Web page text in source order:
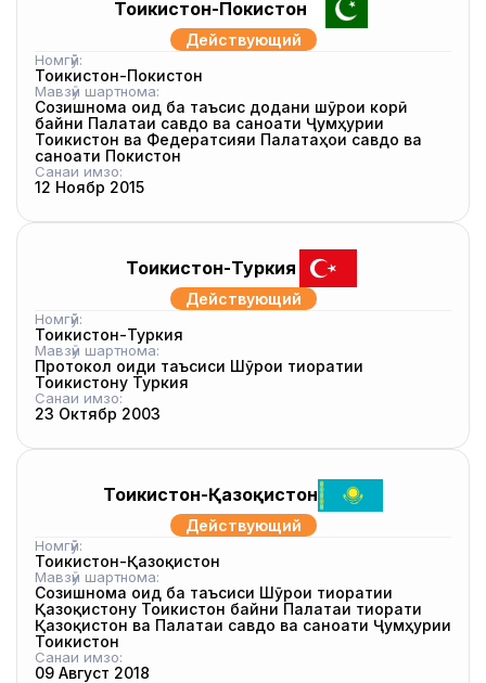
Тоҷикистон-Покистон
Действующий
Номгӯй:
Тоҷикистон-Покистон
Мавзӯи шартнома:
Созишнома оид ба таъсис додани шӯрои корӣ
байни Палатаи савдо ва саноати Ҷумҳурии
Тоҷикистон ва Федератсияи Палатаҳои савдо ва
саноати Покистон
Санаи имзо:
12 Ноябр 2015
Тоҷикистон-Туркия
Действующий
Номгӯй:
Тоҷикистон-Туркия
Мавзӯи шартнома:
Протокол оиди таъсиси Шӯрои тиҷоратии
Тоҷикистону Туркия
Санаи имзо:
23 Октябр 2003
Тоҷикистон-Қазоқистон
Действующий
Номгӯй:
Тоҷикистон-Қазоқистон
Мавзӯи шартнома:
Созишнома оид ба таъсиси Шӯрои тиҷоратии
Қазоқистону Тоҷикистон байни Палатаи тиҷорати
Қазоқистон ва Палатаи савдо ва саноати Ҷумҳурии
Тоҷикистон
Санаи имзо:
09 Август 2018